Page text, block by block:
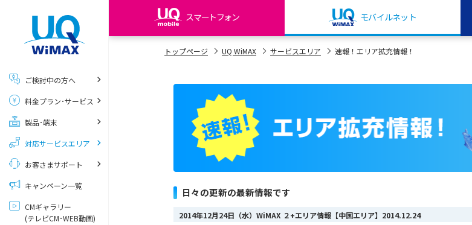
スマートフォン モバイルネット
my UQ WiMAX
My UQ mobile
UQ mobile ご契約の方
UQ mobile
データチャージサイト
トップページ UQ WiMAX サービスエリア 速報！エリア拡充情報！
日々の更新の最新情報です
2014年12月24日（水）WiMAX ２+エリア情報【中国エリア】 2014.12.24
ご検討中の方へ
料金プラン･サービス
製品･端末
対応サービスエリア
お客さまサポート
キャンペーン一覧
CMギャラリー
(テレビCM･WEB動画)